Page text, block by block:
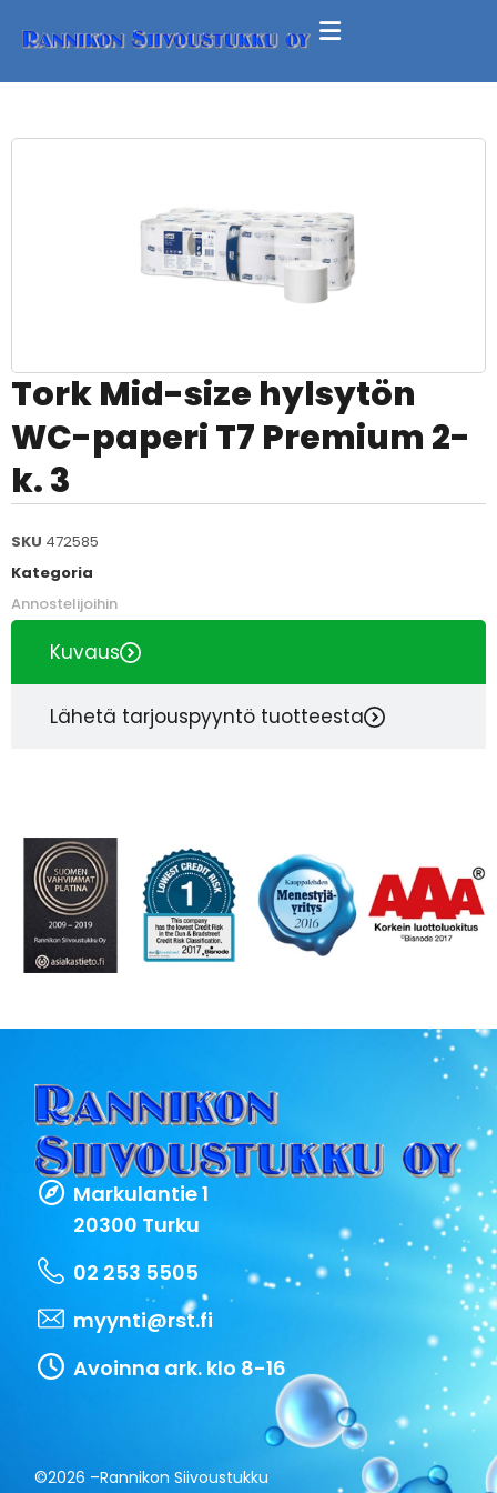
Tork Mid-size hylsytön
WC-paperi T7 Premium 2-
k. 3
SKU 472585
Kategoria
Annostelijoihin
Kuvaus
Lähetä tarjouspyyntö tuotteesta
Markulantie 1
20300 Turku
02 253 5505
myynti@rst.fi
Avoinna ark. klo 8-16
©2026 –Rannikon Siivoustukku